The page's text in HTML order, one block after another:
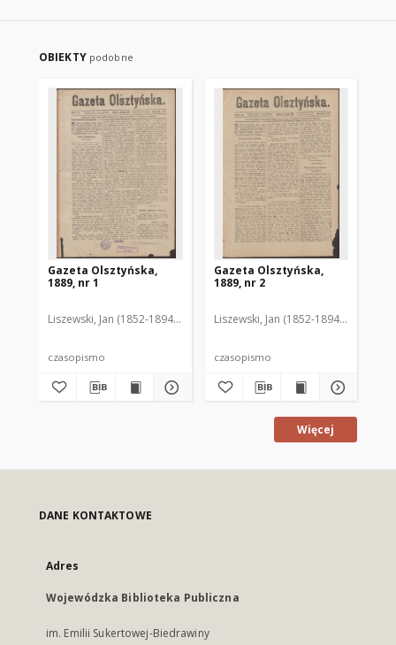
OBIEKTY podobne
Gazeta Olsztyńska,
1889, nr 1
Liszewski, Jan (1852-1894). Red.
czasopismo
Gazeta Olsztyńska,
1889, nr 2
Liszewski, Jan (1852-1894). Red.
czasopismo
Więcej
DANE KONTAKTOWE
Adres
Wojewódzka Biblioteka Publiczna
im. Emilii Sukertowej-Biedrawiny